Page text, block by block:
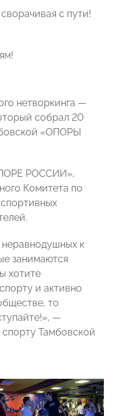
с пути!
нетворкинга —
собрал 20
«ОПОРЫ
РОССИИ»,
Комитета по
к
занимаются
хотите
и активно
то
—
Тамбовской